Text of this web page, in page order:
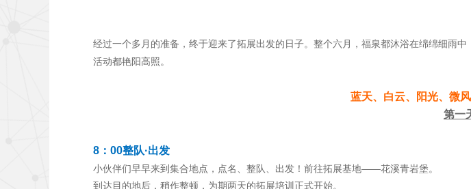
经过一个多月的准备，终于迎来了拓展出发的日子。整个六月，福泉都沐浴在绵绵细雨
活动都艳阳高照。
蓝天、白云、阳光、微
第一
8：00整队·出发
小伙伴们早早来到集合地点，点名、整队、出发！前往拓展基地——花溪青岩堡。
到达目的地后，稍作整顿，为期两天的拓展培训正式开始。